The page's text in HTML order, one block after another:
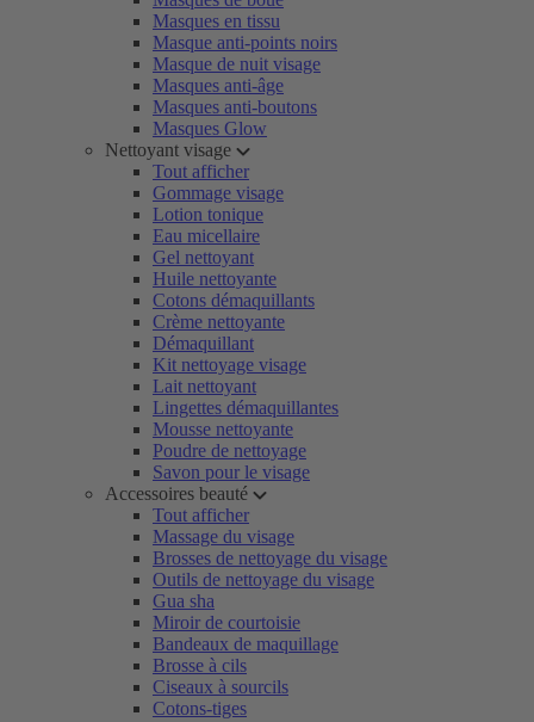
Masques en tissu
Masque anti-points noirs
Masque de nuit visage
Masques anti-âge
Masques anti-boutons
Masques Glow
Nettoyant visage
Tout afficher
Gommage visage
Lotion tonique
Eau micellaire
Gel nettoyant
Huile nettoyante
Cotons démaquillants
Crème nettoyante
Démaquillant
Kit nettoyage visage
Lait nettoyant
Lingettes démaquillantes
Mousse nettoyante
Poudre de nettoyage
Savon pour le visage
Accessoires beauté
Tout afficher
Massage du visage
Brosses de nettoyage du visage
Outils de nettoyage du visage
Gua sha
Miroir de courtoisie
Bandeaux de maquillage
Brosse à cils
Ciseaux à sourcils
Cotons-tiges